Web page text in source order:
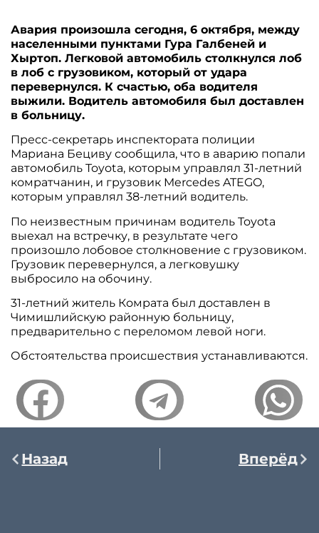
Авария произошла сегодня, 6 октября, между
населенными пунктами Гура Галбеней и
Хыртоп. Легковой автомобиль столкнулся лоб
в лоб с грузовиком, который от удара
перевернулся. К счастью, оба водителя
выжили. Водитель автомобиля был доставлен
в больницу.
Пресс-секретарь инспектората полиции
Мариана Бециву сообщила, что в аварию попали
автомобиль Toyota, которым управлял 31-летний
комратчанин, и грузовик Mercedes ATEGO,
которым управлял 38-летний водитель.
По неизвестным причинам водитель Toyota
выехал на встречку, в результате чего
произошло лобовое столкновение с грузовиком.
Грузовик перевернулся, а легковушку
выбросило на обочину.
31-летний житель Комрата был доставлен в
Чимишлийскую районную больницу,
предварительно с переломом левой ноги.
Обстоятельства происшествия устанавливаются.
Назад Вперёд